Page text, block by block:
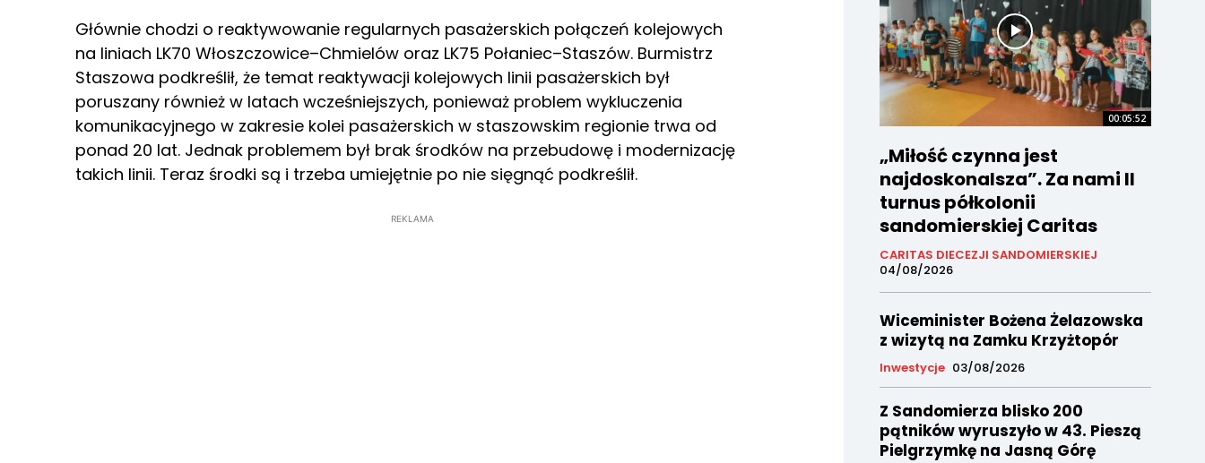
Głównie chodzi o reaktywowanie regularnych pasażerskich połączeń kolejowych
na liniach LK70 Włoszczowice–Chmielów oraz LK75 Połaniec–Staszów. Burmistrz
Staszowa podkreślił, że temat reaktywacji kolejowych linii pasażerskich był
poruszany również w latach wcześniejszych, ponieważ problem wykluczenia
komunikacyjnego w zakresie kolei pasażerskich w staszowskim regionie trwa od
ponad 20 lat. Jednak problemem był brak środków na przebudowę i modernizację
takich linii. Teraz środki są i trzeba umiejętnie po nie sięgnąć podkreślił.
REKLAMA
00:05:52
„Miłość czynna jest
najdoskonalsza”. Za nami II
turnus półkolonii
sandomierskiej Caritas
CARITAS DIECEZJI SANDOMIERSKIEJ
04/08/2026
Wiceminister Bożena Żelazowska
z wizytą na Zamku Krzyżtopór
Inwestycje 03/08/2026
Z Sandomierza blisko 200
pątników wyruszyło w 43. Pieszą
Pielgrzymkę na Jasną Górę